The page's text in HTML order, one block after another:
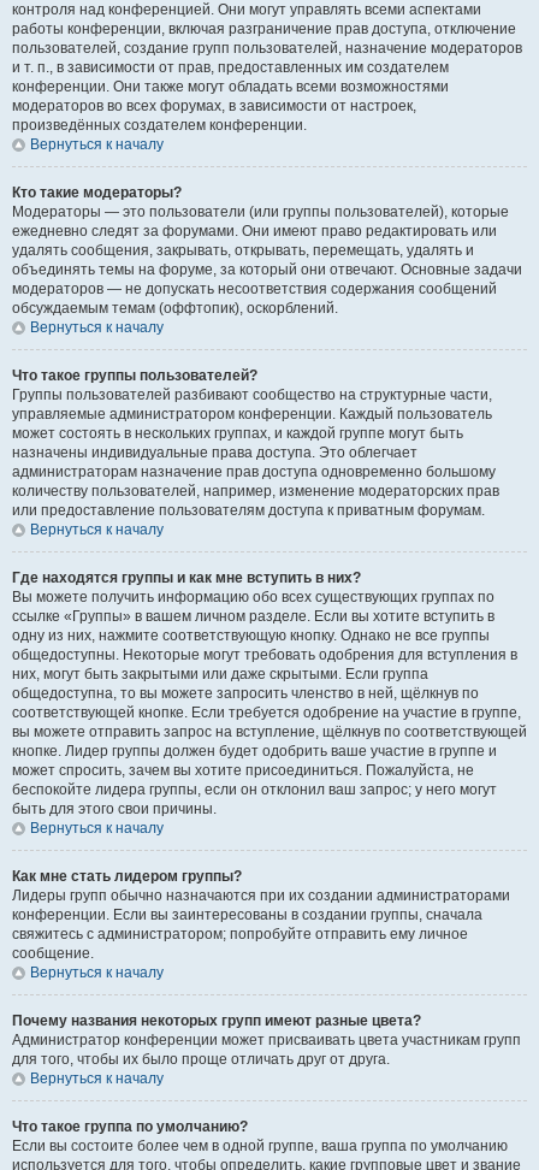
контроля над конференцией. Они могут управлять всеми аспектами
работы конференции, включая разграничение прав доступа, отключение
пользователей, создание групп пользователей, назначение модераторов
и т. п., в зависимости от прав, предоставленных им создателем
конференции. Они также могут обладать всеми возможностями
модераторов во всех форумах, в зависимости от настроек,
произведённых создателем конференции.
Вернуться к началу
Кто такие модераторы?
Модераторы — это пользователи (или группы пользователей), которые
ежедневно следят за форумами. Они имеют право редактировать или
удалять сообщения, закрывать, открывать, перемещать, удалять и
объединять темы на форуме, за который они отвечают. Основные задачи
модераторов — не допускать несоответствия содержания сообщений
обсуждаемым темам (оффтопик), оскорблений.
Вернуться к началу
Что такое группы пользователей?
Группы пользователей разбивают сообщество на структурные части,
управляемые администратором конференции. Каждый пользователь
может состоять в нескольких группах, и каждой группе могут быть
назначены индивидуальные права доступа. Это облегчает
администраторам назначение прав доступа одновременно большому
количеству пользователей, например, изменение модераторских прав
или предоставление пользователям доступа к приватным форумам.
Вернуться к началу
Где находятся группы и как мне вступить в них?
Вы можете получить информацию обо всех существующих группах по
ссылке «Группы» в вашем личном разделе. Если вы хотите вступить в
одну из них, нажмите соответствующую кнопку. Однако не все группы
общедоступны. Некоторые могут требовать одобрения для вступления в
них, могут быть закрытыми или даже скрытыми. Если группа
общедоступна, то вы можете запросить членство в ней, щёлкнув по
соответствующей кнопке. Если требуется одобрение на участие в группе,
вы можете отправить запрос на вступление, щёлкнув по соответствующей
кнопке. Лидер группы должен будет одобрить ваше участие в группе и
может спросить, зачем вы хотите присоединиться. Пожалуйста, не
беспокойте лидера группы, если он отклонил ваш запрос; у него могут
быть для этого свои причины.
Вернуться к началу
Как мне стать лидером группы?
Лидеры групп обычно назначаются при их создании администраторами
конференции. Если вы заинтересованы в создании группы, сначала
свяжитесь с администратором; попробуйте отправить ему личное
сообщение.
Вернуться к началу
Почему названия некоторых групп имеют разные цвета?
Администратор конференции может присваивать цвета участникам групп
для того, чтобы их было проще отличать друг от друга.
Вернуться к началу
Что такое группа по умолчанию?
Если вы состоите более чем в одной группе, ваша группа по умолчанию
используется для того, чтобы определить, какие групповые цвет и звание